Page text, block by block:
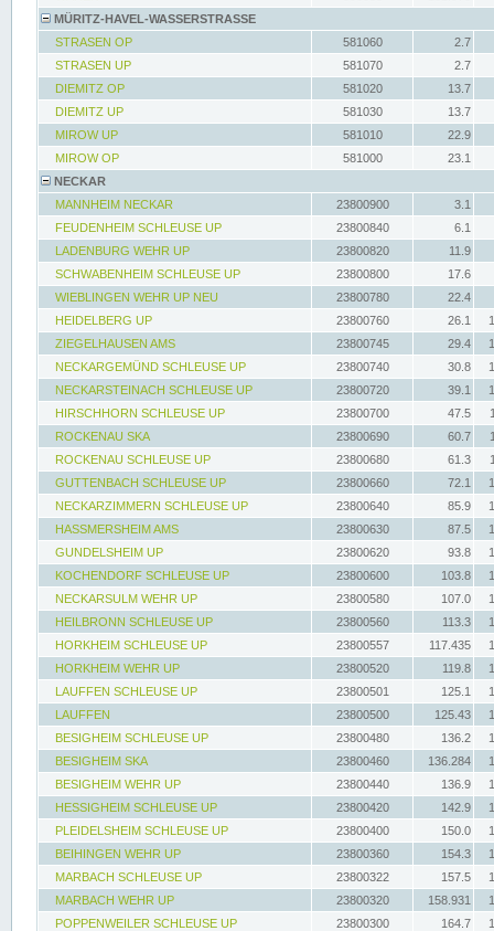
MÜRITZ-HAVEL-WASSERSTRASSE
STRASEN OP
581060
2.7
STRASEN UP
581070
2.7
DIEMITZ OP
581020
13.7
DIEMITZ UP
581030
13.7
MIROW UP
581010
22.9
MIROW OP
581000
23.1
NECKAR
MANNHEIM NECKAR
23800900
3.1
FEUDENHEIM SCHLEUSE UP
23800840
6.1
LADENBURG WEHR UP
23800820
11.9
SCHWABENHEIM SCHLEUSE UP
23800800
17.6
WIEBLINGEN WEHR UP NEU
23800780
22.4
HEIDELBERG UP
23800760 26.1
ZIEGELHAUSEN AMS
23800745 29.4
NECKARGEMÜND SCHLEUSE UP
23800740 30.8
NECKARSTEINACH SCHLEUSE UP
23800720 39.1
HIRSCHHORN SCHLEUSE UP
23800700 47.5
ROCKENAU SKA
23800690 60.7
ROCKENAU SCHLEUSE UP
23800680 61.3
GUTTENBACH SCHLEUSE UP
23800660 72.1
NECKARZIMMERN SCHLEUSE UP
23800640 85.9
HASSMERSHEIM AMS
23800630 87.5
GUNDELSHEIM UP
23800620 93.8
KOCHENDORF SCHLEUSE UP
23800600 103.8
NECKARSULM WEHR UP
23800580 107.0
HEILBRONN SCHLEUSE UP
23800560 113.3
HORKHEIM SCHLEUSE UP
23800557 117.435
HORKHEIM WEHR UP
23800520 119.8
LAUFFEN SCHLEUSE UP
23800501 125.1
LAUFFEN
23800500 125.43
BESIGHEIM SCHLEUSE UP
23800480 136.2
BESIGHEIM SKA
23800460 136.284
BESIGHEIM WEHR UP
23800440 136.9
HESSIGHEIM SCHLEUSE UP
23800420 142.9
PLEIDELSHEIM SCHLEUSE UP
23800400 150.0
BEIHINGEN WEHR UP
23800360 154.3
MARBACH SCHLEUSE UP
23800322 157.5
MARBACH WEHR UP
23800320 158.931
POPPENWEILER SCHLEUSE UP
23800300 164.7